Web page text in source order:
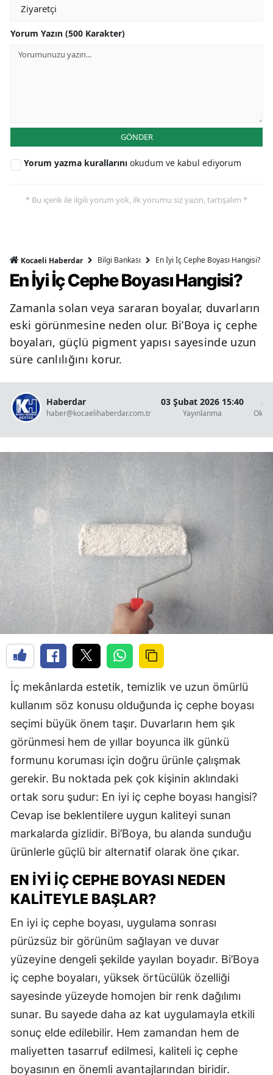
Yorum Yazın (500 Karakter)
GÖNDER
Yorum yazma kurallarını okudum ve kabul ediyorum
* Bu içerik ile ilgili yorum yok, ilk yorumu siz yazın, tartışalım *
Kocaeli Haberdar Bilgi Bankası En İyi İç Cephe Boyası Hangisi?
En İyi İç Cephe Boyası Hangisi?
Zamanla solan veya sararan boyalar, duvarların
eski görünmesine neden olur. Bi’Boya iç cephe
boyaları, güçlü pigment yapısı sayesinde uzun
süre canlılığını korur.
Haberdar
haber@kocaelihaberdar.com.tr
03 Şubat 2026 15:40
Yayınlanma
2
İç mekânlarda estetik, temizlik ve uzun ömürlü
kullanım söz konusu olduğunda iç cephe boyası
seçimi büyük önem taşır. Duvarların hem şık
görünmesi hem de yıllar boyunca ilk günkü
formunu koruması için doğru ürünle çalışmak
gerekir. Bu noktada pek çok kişinin aklındaki
ortak soru şudur: En iyi iç cephe boyası hangisi?
Cevap ise beklentilere uygun kaliteyi sunan
markalarda gizlidir. Bi’Boya, bu alanda sunduğu
ürünlerle güçlü bir alternatif olarak öne çıkar.
EN İYI İÇ CEPHE BOYASI NEDEN
KALITEYLE BAŞLAR?
En iyi iç cephe boyası, uygulama sonrası
pürüzsüz bir görünüm sağlayan ve duvar
yüzeyine dengeli şekilde yayılan boyadır. Bi’Boya
iç cephe boyaları, yüksek örtücülük özelliği
sayesinde yüzeyde homojen bir renk dağılımı
sunar. Bu sayede daha az kat uygulamayla etkili
sonuç elde edilebilir. Hem zamandan hem de
maliyetten tasarruf edilmesi, kaliteli iç cephe
boyasının en önemli avantajlarından biridir.